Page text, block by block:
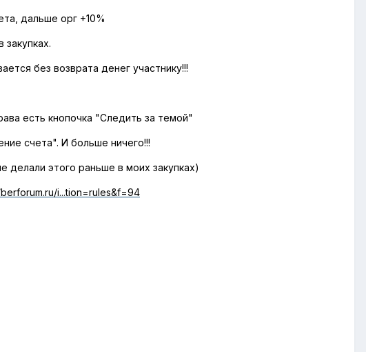
дальше орг +10%
без возврата денег участнику!!!
есть кнопочка "Следить за темой"
счета". И больше ничего!!!
делали этого раньше в моих закупках)
i...tion=rules&f=94